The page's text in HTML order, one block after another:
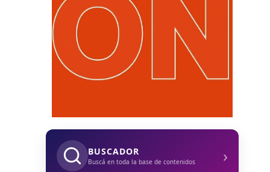
BUSCADOR
Buscá en toda la base de contenidos ›